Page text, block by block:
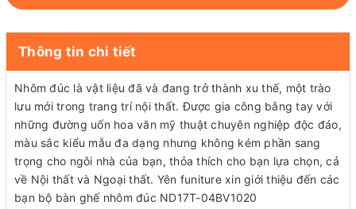
Thông tin chi tiết
Nhôm đúc là vật liệu đã và đang trở thành xu thế, một trào
lưu mới trong trang trí nội thất. Được gia công bằng tay với
những đường uốn hoa văn mỹ thuật chuyên nghiệp độc đáo,
màu sắc kiểu mẫu đa dạng nhưng không kém phần sang
trọng cho ngôi nhà của bạn, thỏa thích cho bạn lựa chọn, cả
về Nội thất và Ngoại thất. Yên funiture xin giới thiệu đến các
bạn bộ bàn ghế nhôm đúc ND17T-04BV1020